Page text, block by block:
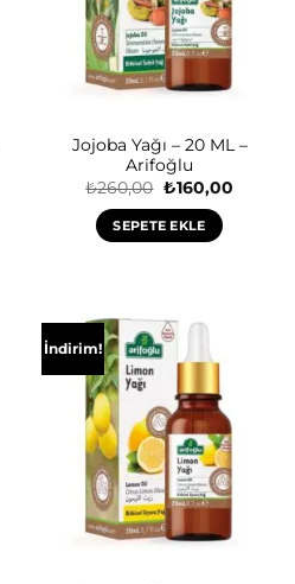
Jojoba Yağı – 20 ML –
Arifoğlu
₺260,00 Orijinal
₺260,00.
₺160,00Şu
SEPETE EKLE
İndirim!